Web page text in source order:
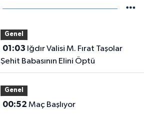
Genel
01:03
Şehit Babasının Elini Öptü
Genel
00:52 Maç Başlıyor